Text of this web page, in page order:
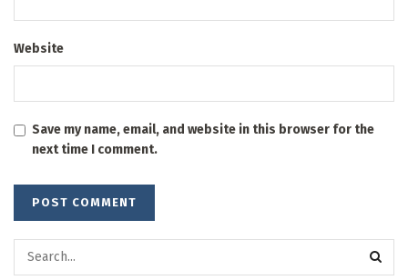
Website
Save my name, email, and website in this browser for the
next time I comment.